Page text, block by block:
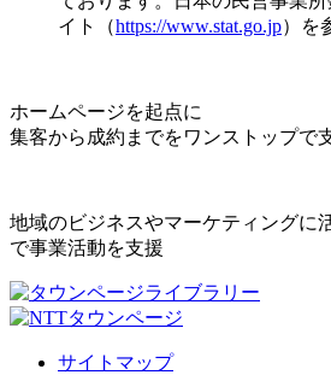
イト（https://www.stat.go.jp）を
ホームページを起点に
集客から成約までをワンストップで
地域のビジネスやマーケティングに
で事業活動を支援
サイトマップ